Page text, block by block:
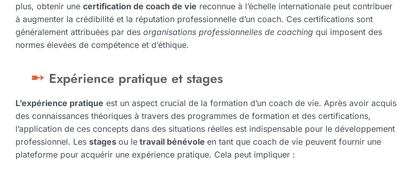
plus, obtenir une certification de coach de vie reconnue à l’échelle internationale peut contribuer
à augmenter la crédibilité et la réputation professionnelle d’un coach. Ces certifications sont
généralement attribuées par des organisations professionnelles de coaching qui imposent des
normes élevées de compétence et d’éthique.
Expérience pratique et stages
L’expérience pratique est un aspect crucial de la formation d’un coach de vie. Après avoir acquis
des connaissances théoriques à travers des programmes de formation et des certifications,
l’application de ces concepts dans des situations réelles est indispensable pour le développement
professionnel. Les stages ou le travail bénévole en tant que coach de vie peuvent fournir une
plateforme pour acquérir une expérience pratique. Cela peut impliquer :